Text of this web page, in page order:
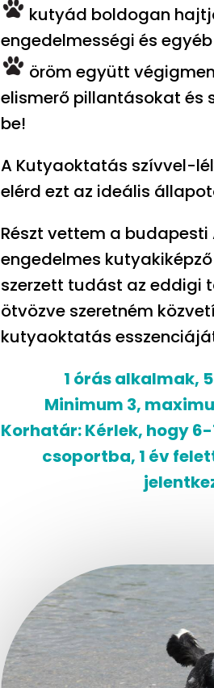
kutyád boldogan
engedelmességi és
öröm együtt
elismerő pillantásokat és
be!
A Kutyaoktatás szívvel-
elérd ezt az ideális
Részt vettem a
engedelmes
szerzett tudást az eddigi
ötvözve szeretném
kutyaoktatás
1 órás alkalmak,
Minimum 3,
Korhatár:Kérlek, hogy
csoportba, 1 év